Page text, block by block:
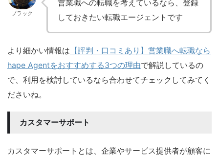
ブラック
営業職への転職を考えているなら、登録
しておきたい転職エージェントです
より細かい情報は 【評判・口コミあり】営業職へ転職なら
hape Agentをおすすめする3つの理由で解説しているの
で、利用を検討しているなら合わせてチェックしてみてく
ださいね。
カスタマーサポート
カスタマーサポートとは、企業やサービス提供者が顧客に